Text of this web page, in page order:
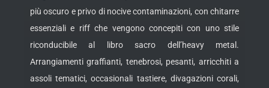
più oscuro e privo di nocive contaminazioni, con chitarre
essenziali e riff che vengono concepiti con uno stile
riconducibile al libro sacro dell’heavy metal.
Arrangiamenti graffianti, tenebrosi, pesanti, arricchiti a
assoli tematici, occasionali tastiere, divagazioni corali,